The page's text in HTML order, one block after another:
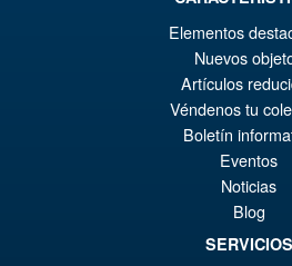
PRE
S.H.
Frieza
Elementos
Nuevos
Artículos
Véndenos tu
Boletín
Eventos
Noticias
Blog
SERVICIOS